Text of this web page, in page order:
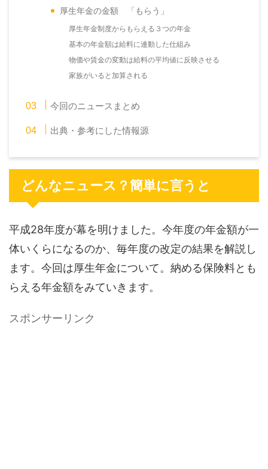
厚生年金の金額 「もらう」
厚生年金制度からもらえる３つの年金
基本の年金額は給料に連動した仕組み
物価や賃金の変動は給料の平均値に反映させる
家族がいると加算される
今回のニュースまとめ
出典・参考にした情報源
どんなニュース？簡単に言うと
平成28年度が幕を明けました。今年度の年金額が一
体いくらになるのか、毎年度の改定の結果を解説し
ます。今回は厚生年金について。納める保険料とも
らえる年金額をみていきます。
スポンサーリンク